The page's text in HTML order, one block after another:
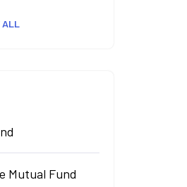
ALL
Mutual Fund